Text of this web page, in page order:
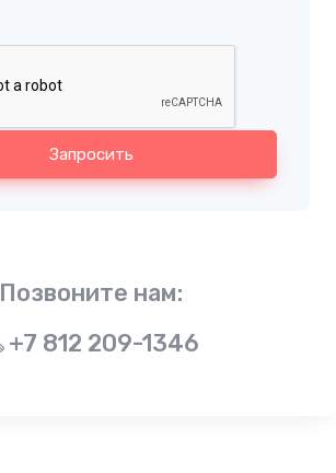
Запросить
Позвоните нам:
+7 812 209-1346